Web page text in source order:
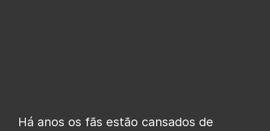
Há anos os fãs estão cansados de